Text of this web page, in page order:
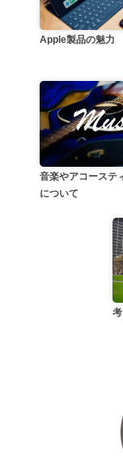
Apple製品の魅力
音楽やアコーステ
について